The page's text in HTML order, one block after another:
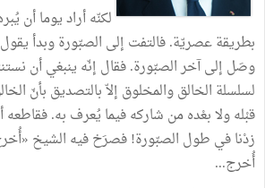
لكنّه أراد يوما أن
بطريقة عصريّة. فالتفت إلى الصبّورة وبدأ
وصَل إلى آخر الصبّورة. فقال إنّه ينبغي أن
لسلسلة الخالق والمخلوق إلاّ بالتصديق بأنّ
قبْله ولا بعْده من شاركه فيما يُعرف به. فقاطعه
زدْنا في طول الصبّورة! فصرَخ فيه الشيخ «أُخرج
أُخرج...